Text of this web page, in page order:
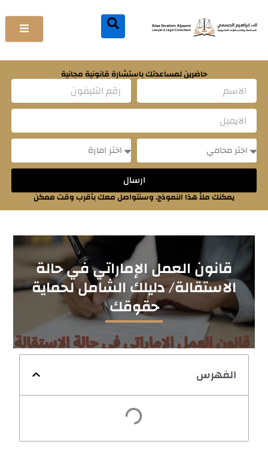
إلى
المحتوى
حاضرين لمساعدتك باستشارة قانونية مجانية
ارسال
يمكنك ملأ هذا النموذج. وسنتواصل معك بأقرب وقت ممكن
قانون العمل الإماراتي في حالة
الاستقالة/ دليلك الشامل لحماية
حقوقك
الفهرس